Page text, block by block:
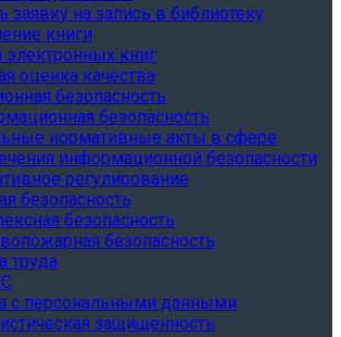
заявку на запись в библиотеку
книги
электронных книг
оценка качества
безопасность
безопасность
нормативные акты в сфере
информационной безопасности
регулирование
безопасность
безопасность
безопасность
труда
с персональными данными
защищенность